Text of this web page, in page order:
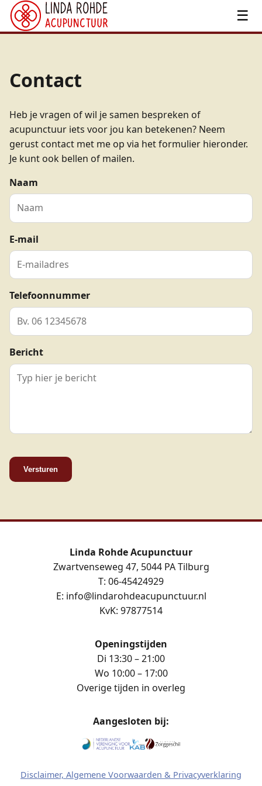
☰
Contact
Heb je vragen of wil je samen bespreken of
acupunctuur iets voor jou kan betekenen? Neem
gerust contact met me op via het formulier hieronder.
Je kunt ook bellen of mailen.
Naam
E-mail
Telefoonnummer
Bericht
Versturen
Linda Rohde Acupunctuur
Zwartvenseweg 47, 5044 PA Tilburg
T: 06-45424929
E: info@lindarohdeacupunctuur.nl
KvK: 97877514
Openingstijden
Di 13:30 – 21:00
Wo 10:00 – 17:00
Overige tijden in overleg
Aangesloten bij:
Disclaimer, Algemene Voorwaarden & Privacyverklaring